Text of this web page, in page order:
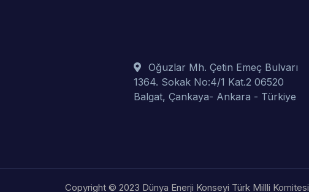
Oğuzlar Mh. Çetin Emeç Bulvarı
1364. Sokak No:4/1 Kat.2 06520
Balgat, Çankaya- Ankara - Türkiye
Copyright © 2023 Dünya Enerji Konseyi Türk Millli Komitesi